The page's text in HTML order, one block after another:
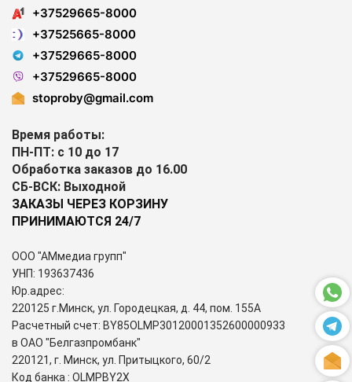
+37529665-8000
+37525665-8000
+37529665-8000
+37529665-8000
stoproby@gmail.com
Время работы:
ПН-ПТ: с 10 до 17
Обработка заказов до 16.00
СБ-ВСК: Выходной
ЗАКАЗЫ ЧЕРЕЗ КОРЗИНУ
ПРИНИМАЮТСЯ 24/7
ООО "АМмедиа групп"
УНП: 193637436
Юр.адрес:
220125 г.Минск, ул. Городецкая, д. 44, пом. 155А
Расчетный счет: BY85OLMP30120001352600000933
в ОАО "Белгазпромбанк"
220121, г. Минск, ул. Притыцкого, 60/2
Код банка : OLMPBY2X